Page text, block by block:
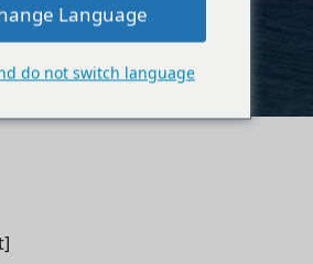
Language
do not switch language